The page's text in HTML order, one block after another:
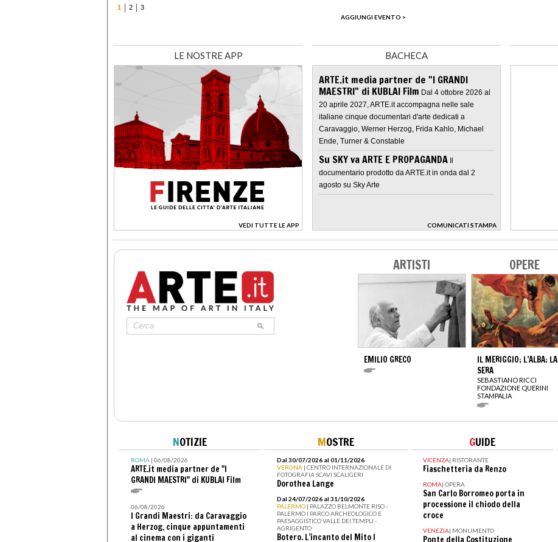
1 2
3
AGGIUNGI EVENTO >
LE NOSTRE APP
VEDI TUTTE LE APP
>
BACHECA
ARTE.it media partner de "I GRANDI
MAESTRI" di KUBLAI Film Dal 4 ottobre 2026 al
20 aprile 2027, ARTE.it accompagna nelle sale
italiane cinque documentari d'arte dedicati a
Caravaggio, Werner Herzog, Frida Kahlo, Michael
Ende, Turner & Constable
Su SKY va ARTE E PROPAGANDA Il
documentario prodotto da ARTE.it in onda dal 2
agosto su Sky Arte
COMUNICATI STAMPA
>
ARTISTI
EMILIO GRECO
OPERE
IL MERIGGIO; L’ALBA; LA
SERA
SEBASTIANO RICCI
FONDAZIONE QUERINI
STAMPALIA
NOTIZIE
ROMA| 06/08/2026
ARTE.it media partner de "I
GRANDI MAESTRI" di KUBLAI Film
06/08/2026
I Grandi Maestri: da Caravaggio
a Herzog, cinque appuntamenti
al cinema con i giganti
MOSTRE
Dal 30/07/2026 al 01/11/2026
VERONA | CENTRO INTERNAZIONALE DI
FOTOGRAFIA SCAVI SCALIGERI
Dorothea Lange
Dal 24/07/2026 al 31/10/2026
PALERMO | PALAZZO BELMONTE RISO -
PALERMO I PARCO ARCHEOLOGICO E
PAESAGGISTICO VALLE DEI TEMPLI -
AGRIGENTO
Botero. L’incanto del Mito I
GUIDE
VICENZA| RISTORANTE
Fiaschetteria da Renzo
ROMA| OPERA
San Carlo Borromeo porta in
processione il chiodo della
croce
VENEZIA| MONUMENTO
Ponte della Costituzione